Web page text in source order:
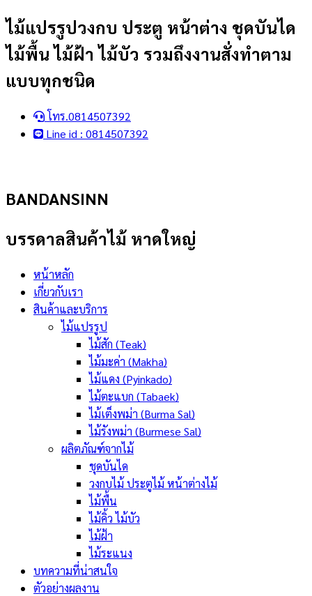
Skip
content
ไม้แปรรูปวงกบ ประตู หน้าต่าง ชุดบันได
ไม้พื้น ไม้ฝ้า ไม้บัว รวมถึงงานสั่งทำตาม
แบบทุกชนิด
โทร.0814507392
Line id : 0814507392
BANDANSINN
บรรดาลสินค้าไม้ หาดใหญ่
หน้าหลัก
เกี่ยวกับเรา
สินค้าและบริการ
ไม้แปรรูป
ไม้สัก (Teak)
ไม้มะค่า (Makha)
ไม้แดง (Pyinkado)
ไม้ตะแบก (Tabaek)
ไม้เต็งพม่า (Burma Sal)
ไม้รังพม่า (Burmese Sal)
ผลิตภัณฑ์จากไม้
ชุดบันได
วงกบไม้ ประตูไม้ หน้าต่างไม้
ไม้พื้น
ไม้คิ้ว ไม้บัว
ไม้ฝ้า
ไม้ระแนง
บทความที่น่าสนใจ
ตัวอย่างผลงาน